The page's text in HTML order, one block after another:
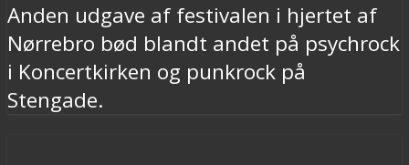
Anden udgave af festivalen i hjertet af
Nørrebro bød blandt andet på psychrock
i Koncertkirken og punkrock på
Stengade.